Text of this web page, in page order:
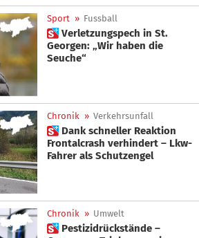
Sport » Fussball
 Verletzungspech in St.
Georgen: „Wir haben die
Seuche“
Chronik » Verkehrsunfall
 Dank schneller Reaktion
Frontalcrash verhindert – Lkw-
Fahrer als Schutzengel
Chronik » Umwelt
 Pestizidrückstände –